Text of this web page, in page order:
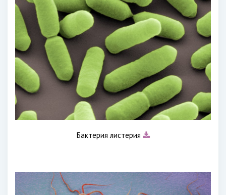
Бактерия листерия